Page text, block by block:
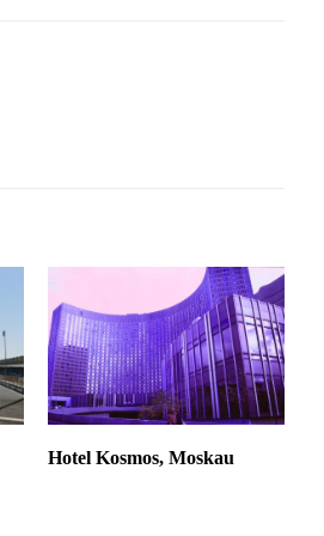
Hotel Kosmos, Moskau